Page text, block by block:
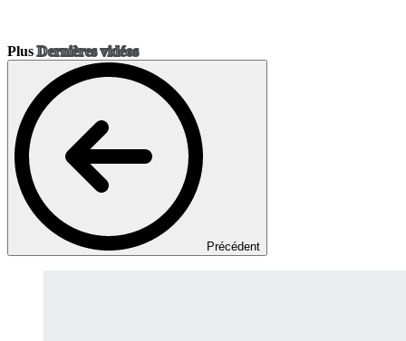
PlusDernières vidéos
Précédent